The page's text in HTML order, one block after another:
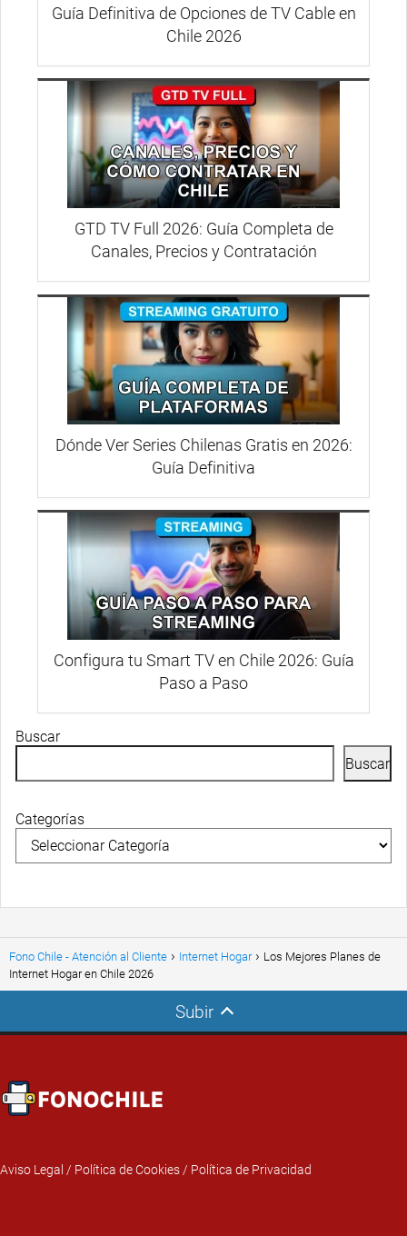
Guía Definitiva de Opciones de TV Cable en
Chile 2026
GTD TV Full 2026: Guía Completa de
Canales, Precios y Contratación
Dónde Ver Series Chilenas Gratis en 2026:
Guía Definitiva
Configura tu Smart TV en Chile 2026: Guía
Paso a Paso
Buscar
Buscar
Categorías
Fono Chile - Atención al Cliente Internet Hogar
Los Mejores Planes de
Internet Hogar en Chile 2026
Subir
Aviso Legal / Política de Cookies / Política de Privacidad